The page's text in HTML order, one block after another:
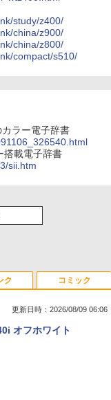
study/z400/
china/z900/
china/z800/
compact/s510/
ラー電子辞書
搭載電子辞書
sii.htm
更新日時：2026/08/09 06:06
オフホワイト
ク コミック